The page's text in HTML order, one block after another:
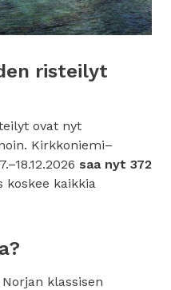
risteilyt
ovat nyt
Kirkkoniemi–
saa nyt 372
koskee kaikkia
klassisen